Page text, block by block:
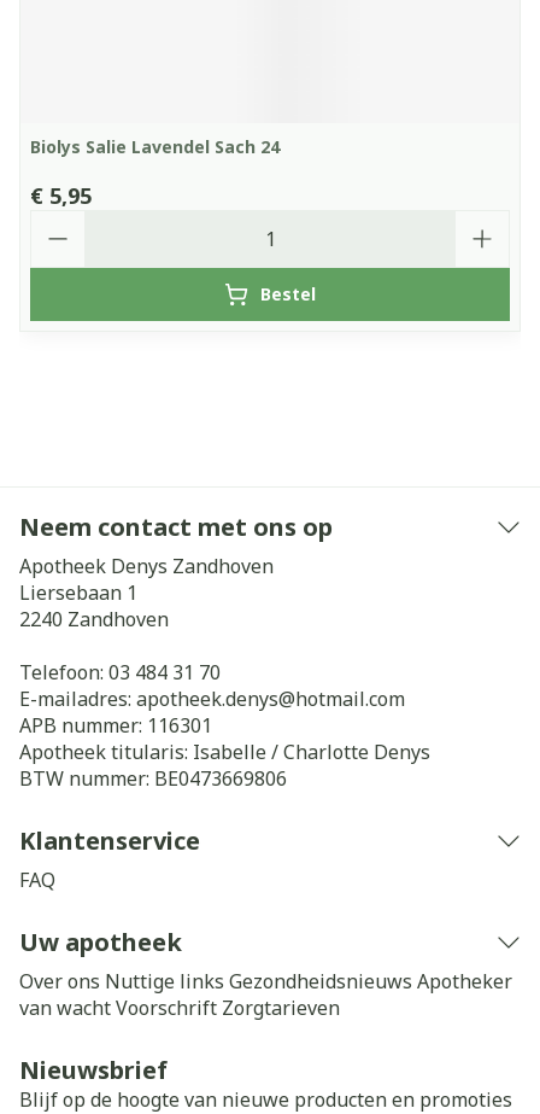
Biolys Salie Lavendel Sach 24
€ 5,95
Bestel
Neem contact met ons op
Apotheek Denys Zandhoven
Liersebaan 1
2240 Zandhoven
Telefoon: 03 484 31 70
E-mailadres: apotheek.denys@hotmail.com
APB nummer: 116301
Apotheek titularis: Isabelle / Charlotte Denys
BTW nummer: BE0473669806
Klantenservice
FAQ
Uw apotheek
Over ons Nuttige links Gezondheidsnieuws Apotheker
van wachtVoorschrift Zorgtarieven
Nieuwsbrief
Blijf op de hoogte van nieuwe producten en promoties